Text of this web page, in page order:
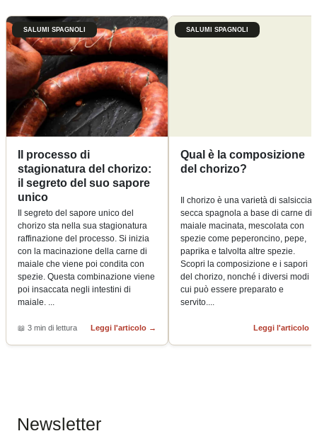
SALUMI SPAGNOLI
Il processo di
stagionatura del chorizo:
il segreto del suo sapore
unico
Il segreto del sapore unico del
chorizo ​​sta nella sua stagionatura
raffinazione del processo. Si inizia
con la macinazione della carne di
maiale che viene poi condita con
spezie. Questa combinazione viene
poi insaccata negli intestini di
maiale. ...
📖 3 min di lettura Leggi l'articolo →
SALUMI SPAGNOLI
Qual è la composizione
del chorizo?
Il chorizo ​​​​è una varietà di salsiccia
secca spagnola a base di carne di
maiale macinata, mescolata con
spezie come peperoncino, pepe,
paprika e talvolta altre spezie.
Scopri la composizione e i sapori
del chorizo, nonché i diversi modi
cui può essere preparato e
servito....
Leggi l'articolo
Newsletter